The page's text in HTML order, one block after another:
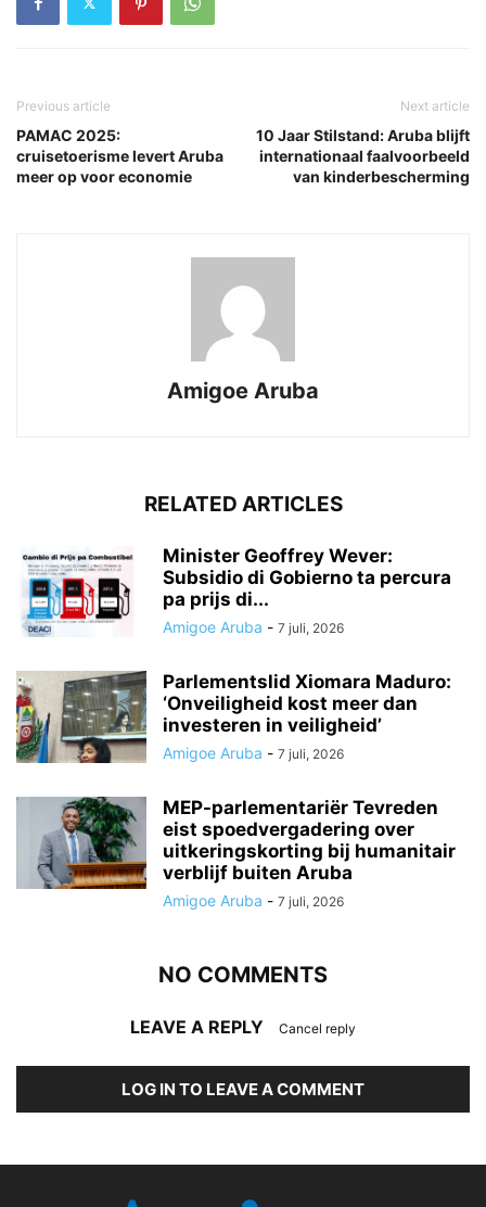
Previous article
PAMAC 2025:
cruisetoerisme levert Aruba
meer op voor economie
Next article
10 Jaar Stilstand: Aruba blijft
internationaal faalvoorbeeld
van kinderbescherming
Amigoe Aruba
RELATED ARTICLES
Minister Geoffrey Wever:
Subsidio di Gobierno ta percura
pa prijs di...
Amigoe Aruba - 7 juli, 2026
Parlementslid Xiomara Maduro:
‘Onveiligheid kost meer dan
investeren in veiligheid’
Amigoe Aruba - 7 juli, 2026
MEP-parlementariër Tevreden
eist spoedvergadering over
uitkeringskorting bij humanitair
verblijf buiten Aruba
Amigoe Aruba - 7 juli, 2026
NO COMMENTS
LEAVE A REPLY Cancel reply
LOG IN TO LEAVE A COMMENT